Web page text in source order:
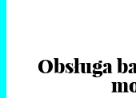
Obsługa